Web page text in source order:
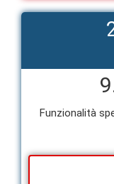
Funzionalità